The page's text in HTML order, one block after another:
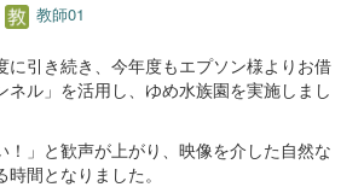
教師01
に引き続き、今年度もエプソン様よりお借
ネル」を活用し、ゆめ水族園を実施しまし
！」と歓声が上がり、映像を介した自然な
間となりました。